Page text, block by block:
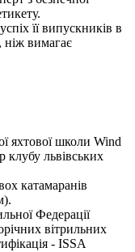
її випускників в
ніж вимагає
яхтової школи Wind
клубу львівських
катамаранів
Федерації
вітрильних
- ISSA